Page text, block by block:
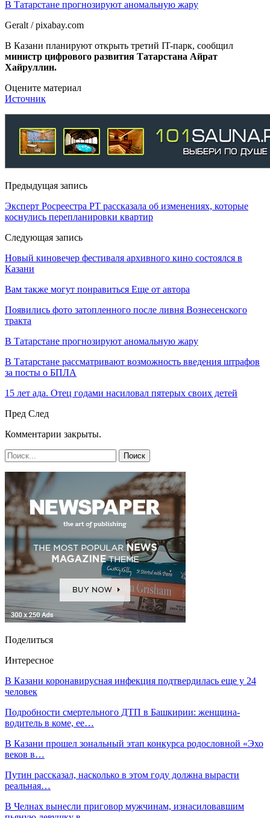
В Татарстане прогнозируют аномальную жару
Geralt / pixabay.com
В Казани планируют открыть третий IT-парк, сообщил
министр цифрового развития Татарстана Айрат
Хайруллин.
Оцените материал
Источник
Предыдущая запись
Эксперт Росреестра РТ рассказала об изменениях, которые
коснулись перепланировки квартир
Следующая запись
Новый киновечер фестиваля архивного кино состоялся в
Казани
Вам также могут понравиться Еще от автора
Появились фото затопленного после ливня Вознесенского
тракта
В Татарстане прогнозируют аномальную жару
В Татарстане рассматривают возможность введения штрафов
за посты о БПЛА
15 лет ада. Отец годами насиловал пятерых своих детей
Пред След
Комментарии закрыты.
Поделиться
Интересное
В Казани коронавирусная инфекция подтвердилась еще у 24
человек
Подробности смертельного ДТП в Башкирии: женщина-
водитель в коме, ее…
В Казани прошел зональный этап конкурса родословной «Эхо
веков в…
Путин рассказал, насколько в этом году должна вырасти
реальная…
В Челнах вынесли приговор мужчинам, изнасиловавшим